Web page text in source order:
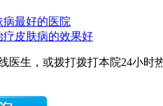
病最好的医院
疗皮肤病的效果好
医生，或拨打拨打本院24小时